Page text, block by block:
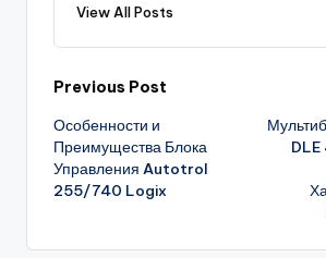
View All Posts
Post
navigation
Previous Post
Особенности и
Преимущества Блока
Управления Autotrol
255/740 Logix